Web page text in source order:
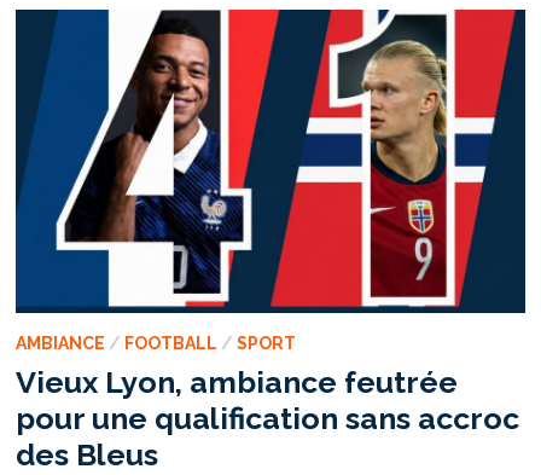
FAIT
DE
L’AUTODÉRISION
UNE
VÉRITABLE
FORCE
COMIQUE
AMBIANCE / FOOTBALL / SPORT
Vieux Lyon, ambiance feutrée
pour une qualification sans accroc
des Bleus